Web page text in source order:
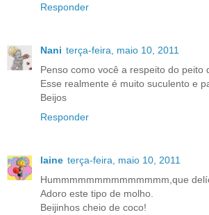
Responder
Nani terça-feira, maio 10, 2011
Penso como você a respeito do peito
Esse realmente é muito suculento e
Beijos
Responder
laine terça-feira, maio 10, 2011
Hummmmmmmmmmmmmm,que
Adoro este tipo de molho.
Beijinhos cheio de coco!